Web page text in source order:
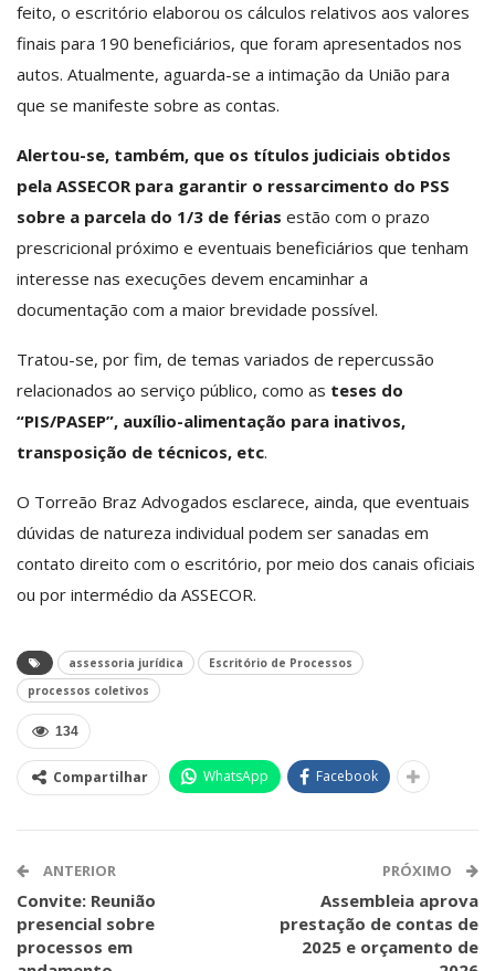
feito, o escritório elaborou os cálculos relativos aos valores
finais para 190 beneficiários, que foram apresentados nos
autos. Atualmente, aguarda-se a intimação da União para
que se manifeste sobre as contas.
Alertou-se, também, que os títulos judiciais obtidos
pela ASSECOR para garantir o ressarcimento do PSS
sobre a parcela do 1/3 de férias estão com o prazo
prescricional próximo e eventuais beneficiários que tenham
interesse nas execuções devem encaminhar a
documentação com a maior brevidade possível.
Tratou-se, por fim, de temas variados de repercussão
relacionados ao serviço público, como as teses do
“PIS/PASEP”, auxílio-alimentação para inativos,
transposição de técnicos, etc.
O Torreão Braz Advogados esclarece, ainda, que eventuais
dúvidas de natureza individual podem ser sanadas em
contato direito com o escritório, por meio dos canais oficiais
ou por intermédio da ASSECOR.
assessoria jurídica
Escritório de Processos
processos coletivos
134
Compartilhar WhatsApp Facebook
ANTERIOR
Convite: Reunião
presencial sobre
processos em
PRÓXIMO
Assembleia aprova
prestação de contas de
2025 e orçamento de